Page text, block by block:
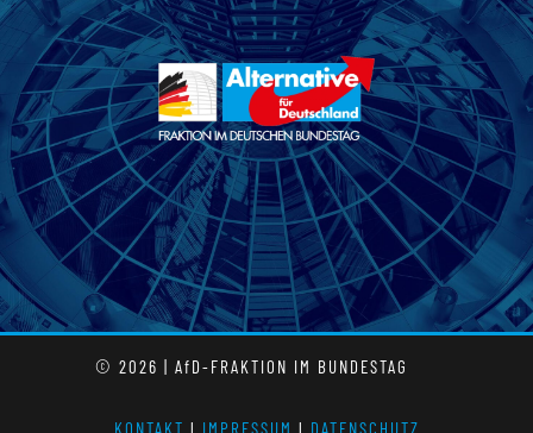
© 2026 | AfD-FRAKTION IM BUNDESTAG
KONTAKT l IMPRESSUM l DATENSCHUTZ